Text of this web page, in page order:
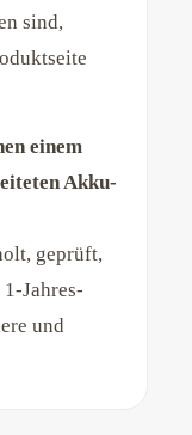
sind,
einem
Akku-
geprüft,
Jahres-
und